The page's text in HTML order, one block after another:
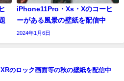
iPhone11Pro・Xs・Xのコーヒ
ーがある風景の壁紙を配信中
2024年1月6日
のロック画面等の秋の壁紙を配信中